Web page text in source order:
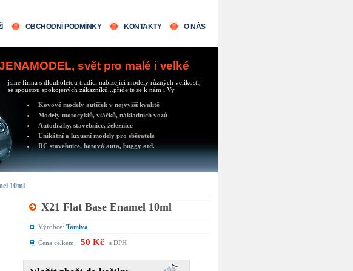
OBCHODNÍ PODMÍNKY KONTAKTY O NÁS
svět pro malé i velké
jsme firma s dlouholetou tradicí nabízející modely různých velikostí,
se spoustou spokojených zákazníků...přidejte se k nám i Vy
Kovové modely autíček v nejvyšší kvalitě
Modely motocyklů, vláčků, nákladních vozů
Autodráhy, stavebnice, železnice
Unikátní a luxusní modely pro sběratele
RC stavebnice, hotová auta, buggy atd.
10ml
X21 Flat Base Enamel 10ml
Výrobce: Tamiya
Cena celkem: 50 Kč s DPH